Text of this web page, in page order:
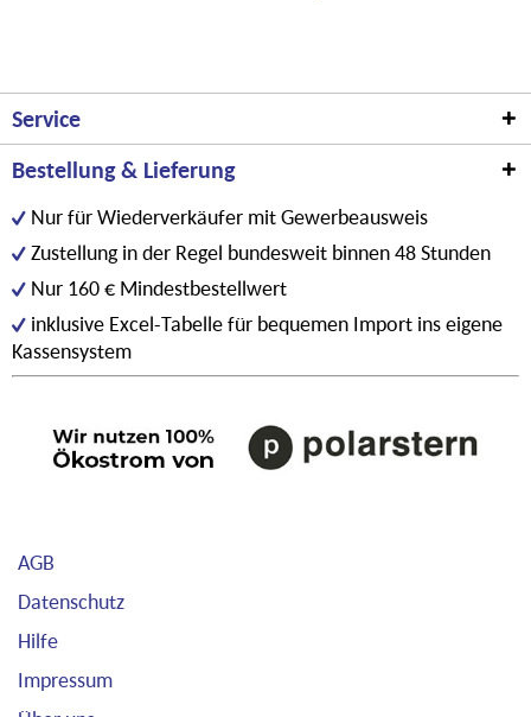
Service
Bestellung & Lieferung
Nur für Wiederverkäufer mit Gewerbeausweis
Zustellung in der Regel bundesweit binnen 48 Stunden
Nur 160 € Mindestbestellwert
inklusive Excel-Tabelle für bequemen Import ins eigene
Kassensystem
AGB
Datenschutz
Hilfe
Impressum